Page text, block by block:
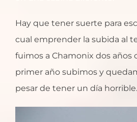
Hay que tener suerte para
cual emprender la subida al
fuimos a Chamonix dos años
primer año subimos y
pesar de tener un día horrible.